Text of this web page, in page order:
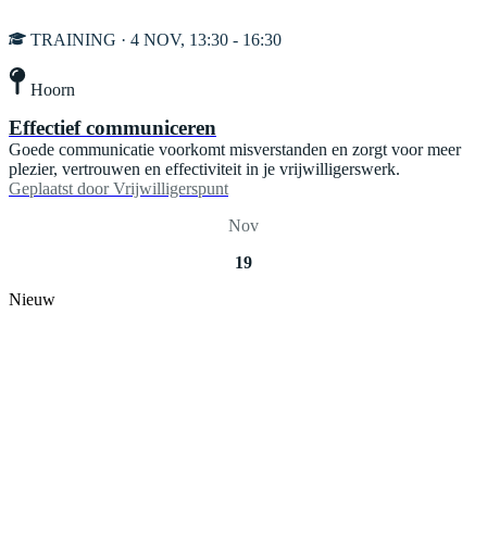
TRAINING · 4 NOV, 13:30 - 16:30
Hoorn
Effectief communiceren
Goede communicatie voorkomt misverstanden en zorgt voor meer
plezier, vertrouwen en effectiviteit in je vrijwilligerswerk.
Geplaatst door Vrijwilligerspunt
Nov
19
Nieuw